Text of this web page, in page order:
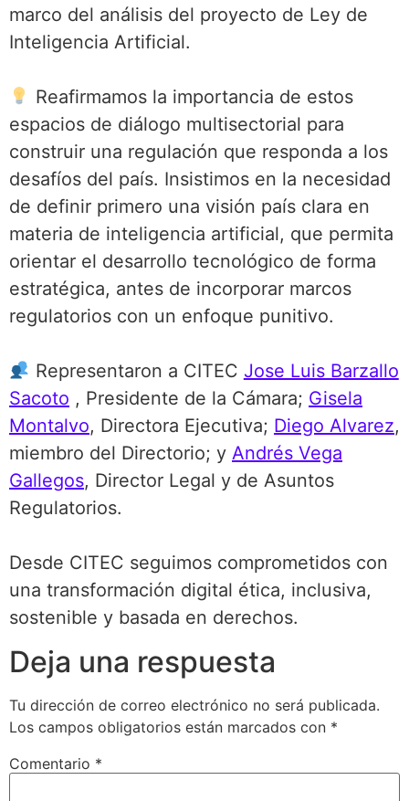
marco del análisis del proyecto de Ley de
Inteligencia Artificial.
Reafirmamos la importancia de estos
espacios de diálogo multisectorial para
construir una regulación que responda a los
desafíos del país. Insistimos en la necesidad
de definir primero una visión país clara en
materia de inteligencia artificial, que permita
orientar el desarrollo tecnológico de forma
estratégica, antes de incorporar marcos
regulatorios con un enfoque punitivo.
Representaron a CITEC Jose Luis Barzallo
Sacoto , Presidente de la Cámara; Gisela
Montalvo, Directora Ejecutiva; Diego Alvarez,
miembro del Directorio; y Andrés Vega
Gallegos, Director Legal y de Asuntos
Regulatorios.
Desde CITEC seguimos comprometidos con
una transformación digital ética, inclusiva,
sostenible y basada en derechos.
Deja una respuesta
Tu dirección de correo electrónico no será publicada.
Los campos obligatorios están marcados con *
Comentario *